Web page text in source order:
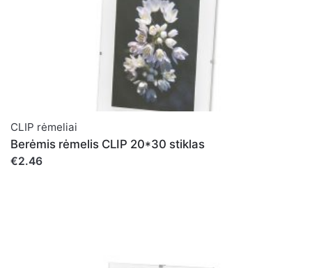
CLIP rėmeliai
Berėmis rėmelis CLIP 20*30 stiklas
€2.46